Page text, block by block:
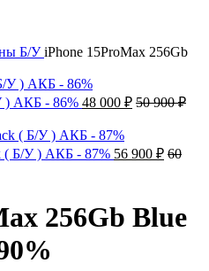
Б/УiPhone 15ProMax 256Gb
) АКБ - 86% 48 000 ₽ 50 900₽
( Б/У ) АКБ - 87% 56 900 ₽ 60
256Gb Blue